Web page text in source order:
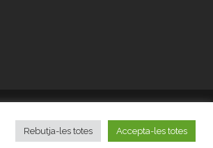
Rebutja-les totes Accepta-les totes